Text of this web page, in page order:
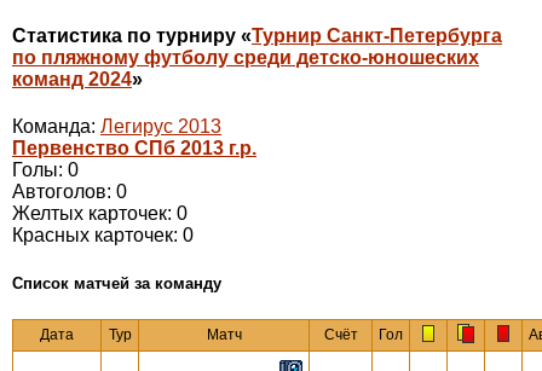
Статистика по турниру «Турнир Санкт-Петербурга
по пляжному футболу среди детско-юношеских
команд 2024»
Команда: Легирус 2013
Первенство СПб 2013 г.р.
Голы: 0
Автоголов: 0
Желтых карточек: 0
Красных карточек: 0
Cписок матчей за команду
Дата Тур Матч Счёт Гол